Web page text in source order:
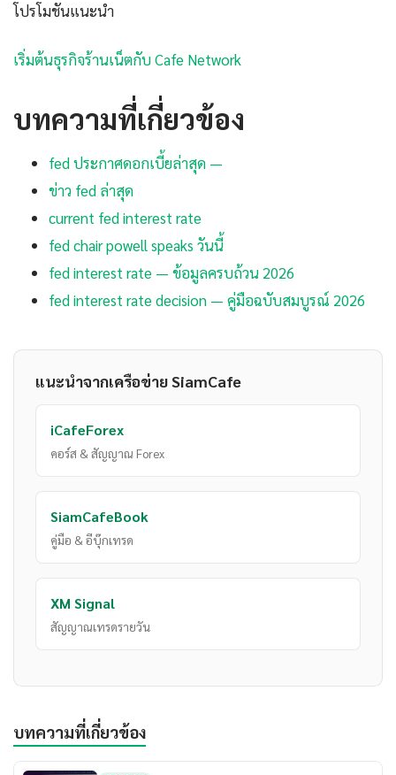
โปรโมชันแนะนำ
เริ่มต้นธุรกิจร้านเน็ตกับ Cafe Network
บทความที่เกี่ยวข้อง
fed ประกาศดอกเบี้ยล่าสุด —
ข่าว fed ล่าสุด
current fed interest rate
fed chair powell speaks วันนี้
fed interest rate — ข้อมูลครบถ้วน 2026
fed interest rate decision — คู่มือฉบับสมบูรณ์ 2026
แนะนำจากเครือข่าย SiamCafe
iCafeForex
คอร์ส & สัญญาณ Forex
SiamCafeBook
คู่มือ & อีบุ๊กเทรด
XM Signal
สัญญาณเทรดรายวัน
บทความที่เกี่ยวข้อง